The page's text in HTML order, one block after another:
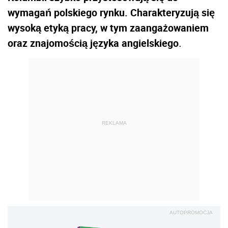
wymagań polskiego rynku. Charakteryzują się
wysoką etyką pracy, w tym zaangażowaniem
oraz znajomością języka angielskiego.
REKLAMA
AUTOPROMOCJA